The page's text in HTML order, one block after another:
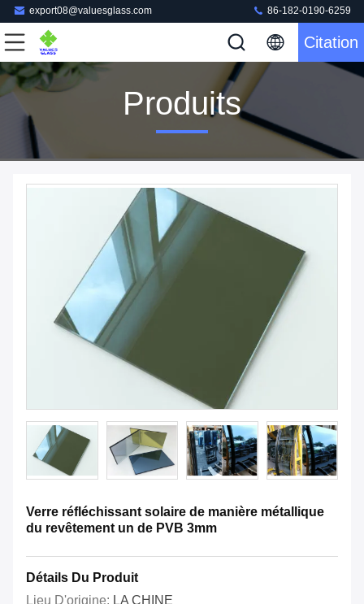
export08@valuesglass.com 86-182-0190-6259
Citation
Produits
Verre réfléchissant solaire de manière métallique
du revêtement un de PVB 3mm
Détails Du Produit
Lieu D'origine: LA CHINE